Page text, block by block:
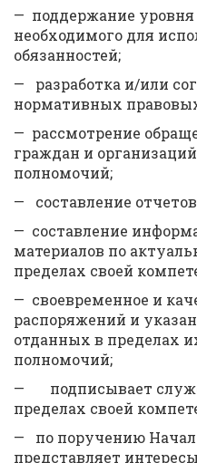
— поддержание
необходимого для
обязанностей;
— разработка и/или
нормативных
— рассмотрение
граждан и
полномочий;
— составление
— составление
материалов по
пределах своей
— своевременное и
распоряжений и
отданных в пределах
полномочий;
— подписывает
пределах своей
— по поручению
представляет